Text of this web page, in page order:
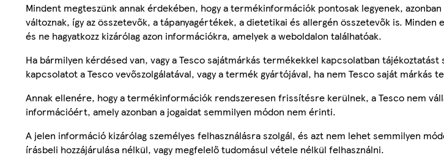
Mindent megteszünk annak érdekében, hogy a termékinformációk pontosak legyenek,
változnak, így az összetevők, a tápanyagértékek, a dietetikai és allergén összetevők is.
és ne hagyatkozz kizárólag azon információkra, amelyek a weboldalon találhatóak.
Ha bármilyen kérdésed van, vagy a Tesco sajátmárkás termékekkel kapcsolatban
kapcsolatot a Tesco vevőszolgálatával, vagy a termék gyártójával, ha nem Tesco saját márkás
Annak ellenére, hogy a termékinformációk rendszeresen frissítésre kerülnek, a Tesco nem
információért, amely azonban a jogaidat semmilyen módon nem érinti.
A jelen információ kizárólag személyes felhasználásra szolgál, és azt nem lehet semmilyen
írásbeli hozzájárulása nélkül, vagy megfelelő tudomásul vétele nélkül felhasználni.